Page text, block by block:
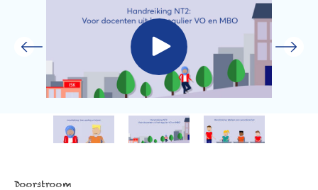
Doorstroom